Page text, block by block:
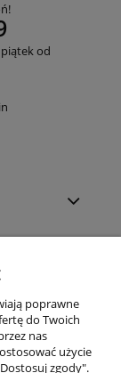
od
poprawne
do Twoich
nas
użycie
zgody".